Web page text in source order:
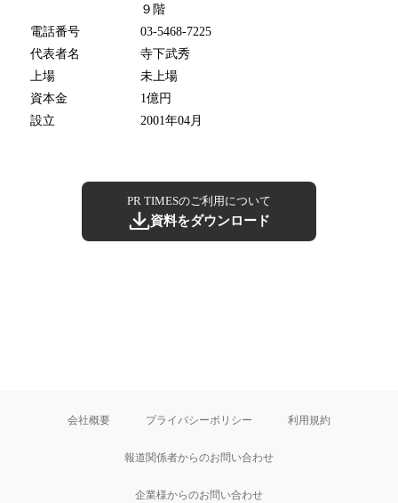
９階
電話番号
03-5468-7225
代表者名
寺下武秀
上場
未上場
資本金
1億円
設立
2001年04月
PR TIMESのご利用について
資料をダウンロード
会社概要 プライバシーポリシー 利用規約
報道関係者からのお問い合わせ
企業様からのお問い合わせ